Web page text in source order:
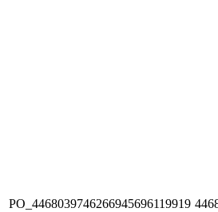
PO_4468039746266945696119919